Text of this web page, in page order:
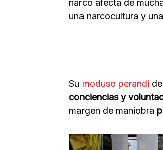
narco afecta de
una narcocultura y
Su moduso perandi
conciencias y
margen de maniobra